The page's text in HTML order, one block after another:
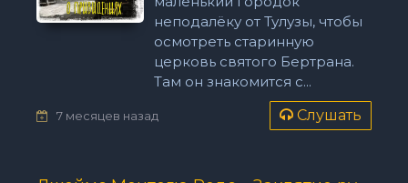
неподалёку от Тулузы, чтобы
осмотреть старинную
церковь святого Бертрана.
Там он знакомится с...
7 месяцев назад Слушать